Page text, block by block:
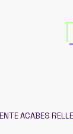
ACABES